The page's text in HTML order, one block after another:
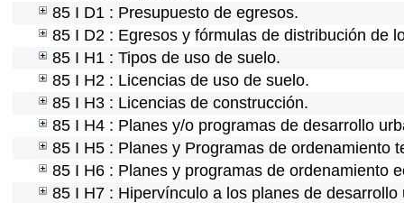
85 I D1 : Presupuesto de egresos.
85 I D2 : Egresos y fórmulas de distribución de
85 I H1 : Tipos de uso de suelo.
85 I H2 : Licencias de uso de suelo.
85 I H3 : Licencias de construcción.
85 I H4 : Planes y/o programas de desarrollo
85 I H5 : Planes y Programas de ordenamiento
85 I H6 : Planes y programas de ordenamiento
85 I H7 : Hipervínculo a los planes de desarrollo